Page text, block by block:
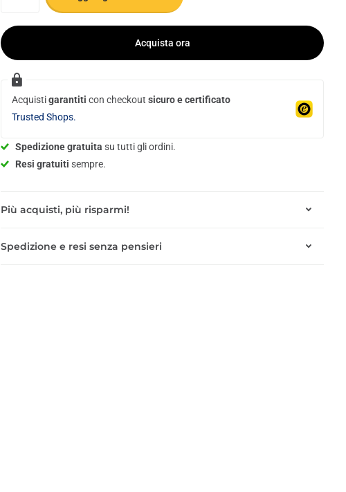
Acquista ora
Acquistigarantiti con checkout sicuro e certificato
Trusted Shops.
Spedizione gratuita su tutti gli ordini.
Resi gratuiti sempre.
Più acquisti, più risparmi!
Spedizione e resi senza pensieri